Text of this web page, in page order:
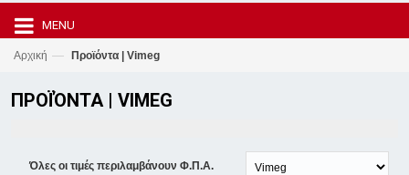
MENU
Αρχική — Προϊόντα | Vimeg
ΠΡΟΪΌΝΤΑ | VIMEG
Όλες οι τιμές περιλαμβάνουν Φ.Π.Α.